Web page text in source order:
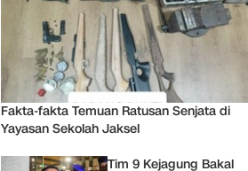
Fakta-fakta Temuan Ratusan Senjata di
Yayasan Sekolah Jaksel
Tim 9 Kejagung Bakal